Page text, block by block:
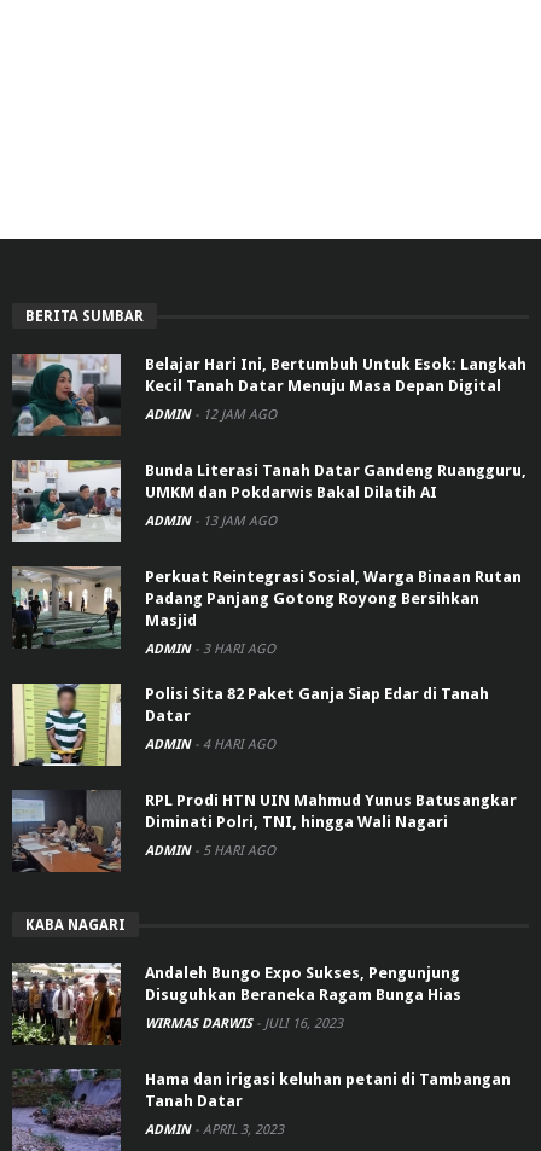
BERITA SUMBAR
Belajar Hari Ini, Bertumbuh Untuk Esok: Langkah
Kecil Tanah Datar Menuju Masa Depan Digital
ADMIN - 12 JAM AGO
Bunda Literasi Tanah Datar Gandeng Ruangguru,
UMKM dan Pokdarwis Bakal Dilatih AI
ADMIN - 13 JAM AGO
Perkuat Reintegrasi Sosial, Warga Binaan Rutan
Padang Panjang Gotong Royong Bersihkan
Masjid
ADMIN - 3 HARI AGO
Polisi Sita 82 Paket Ganja Siap Edar di Tanah
Datar
ADMIN - 4 HARI AGO
RPL Prodi HTN UIN Mahmud Yunus Batusangkar
Diminati Polri, TNI, hingga Wali Nagari
ADMIN - 5 HARI AGO
KABA NAGARI
Andaleh Bungo Expo Sukses, Pengunjung
Disuguhkan Beraneka Ragam Bunga Hias
WIRMAS DARWIS - JULI 16, 2023
Hama dan irigasi keluhan petani di Tambangan
Tanah Datar
ADMIN - APRIL 3, 2023